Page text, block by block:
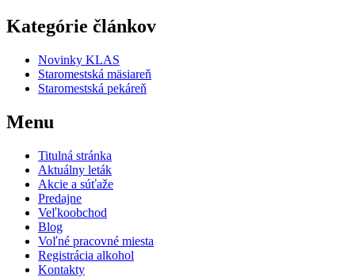
Kategórie článkov
Novinky KLAS
Staromestská mäsiareň
Staromestská pekáreň
Menu
Titulná stránka
Aktuálny leták
Akcie a súťaže
Predajne
Veľkoobchod
Blog
Voľné pracovné miesta
Registrácia alkohol
Kontakty